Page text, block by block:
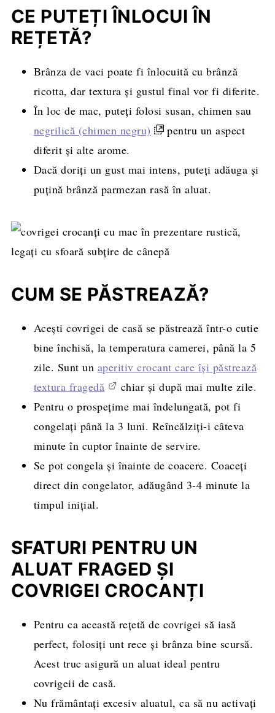
CE PUTEȚI ÎNLOCUI ÎN
REȚETĂ?
Brânza de vaci poate fi înlocuită cu brânză
ricotta, dar textura și gustul final vor fi diferite.
În loc de mac, puteți folosi susan, chimen sau
negrilică (chimen negru)
pentru un aspect
diferit și alte arome.
Dacă doriți un gust mai intens, puteți adăuga și
puțină brânză parmezan rasă în aluat.
CUM SE PĂSTREAZĂ?
Acești covrigei de casă se păstrează într-o cutie
bine închisă, la temperatura camerei, până la 5
zile. Sunt un aperitiv crocant care își păstrează
textura fragedă
chiar și după mai multe zile.
Pentru o prospețime mai îndelungată, pot fi
congelați până la 3 luni. Reîncălziți-i câteva
minute în cuptor înainte de servire.
Se pot congela și înainte de coacere. Coaceți
direct din congelator, adăugând 3-4 minute la
timpul inițial.
SFATURI PENTRU UN
ALUAT FRAGED ȘI
COVRIGEI CROCANȚI
Pentru ca această rețetă de covrigei să iasă
perfect, folosiți unt rece și brânza bine scursă.
Acest truc asigură un aluat ideal pentru
covrigeii de casă.
Nu frământați excesiv aluatul, ca să nu activați